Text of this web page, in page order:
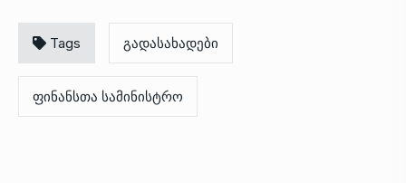
Tags გადასახადები
ფინანსთა სამინისტრო